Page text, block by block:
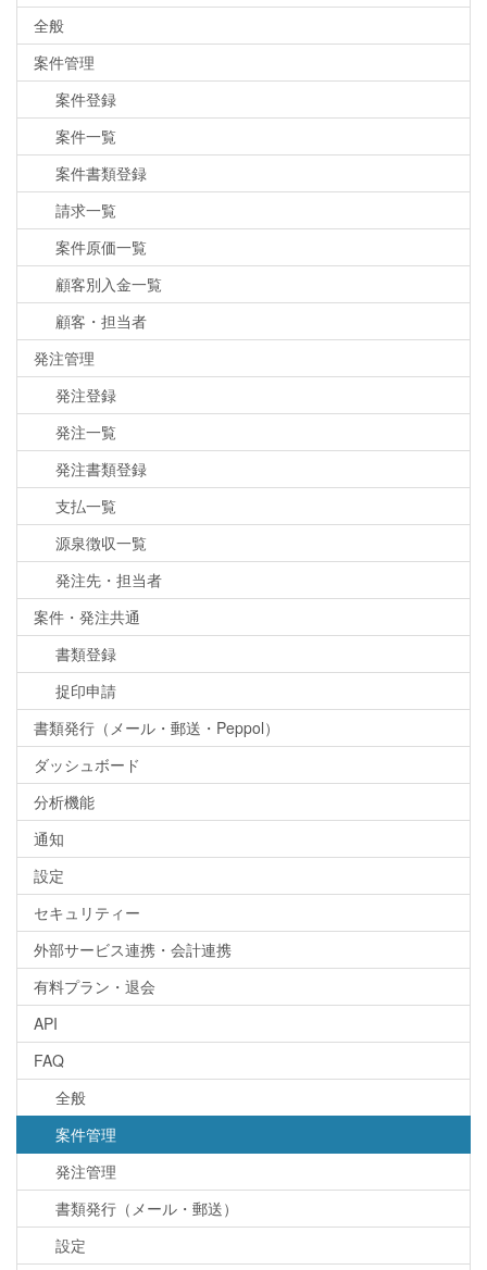
全般
案件管理
案件登録
案件一覧
案件書類登録
請求一覧
案件原価一覧
顧客別入金一覧
顧客・担当者
発注管理
発注登録
発注一覧
発注書類登録
支払一覧
源泉徴収一覧
発注先・担当者
案件・発注共通
書類登録
捉印申請
書類発行（メール・郵送・Peppol）
ダッシュボード
分析機能
通知
設定
セキュリティー
外部サービス連携・会計連携
有料プラン・退会
API
FAQ
全般
案件管理
発注管理
書類発行（メール・郵送）
設定